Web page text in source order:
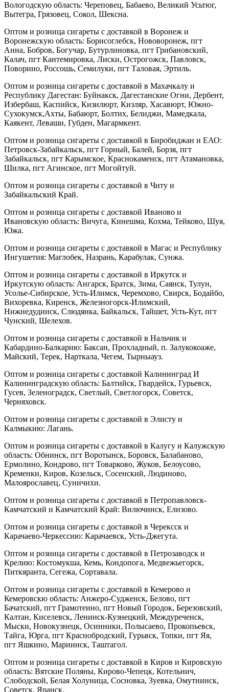
Вологодскую область: Череповец, Бабаево, Великий Усьтюг,
Вытегра, Грязовец, Сокол, Шексна.
Оптом и розница сигареты с доставкой в Воронеж и
Воронежскую область: Борисоглебск, Нововоронеж, пгт
Анна, Бобров, Богучар, Бутурлиновка, пгт Грибановский,
Калач, пгт Кантемировка, Лиски, Острогожск, Павловск,
Поворино, Россошь, Семилуки, пгт Таловая, Эртиль.
Оптом и розница сигареты с доставкой в Махачкалу и
Республику Дагестан: Буйнакск, Дагестанские Огни, Дербент,
Избербаш, Каспийск, Кизилюрт, Кизляр, Хасавюрт, Южно-
Сухокумск,Ахты, Бабаюрт, Болтих, Белиджи, Мамедкала,
Каякент, Леваши, Губден, Магармкент.
Оптом и розница сигареты с доставкой в Биробиджан и ЕАО:
Петровск-Забайкальск, пгт Горный, Балей, Борзя, пгт
Забайкальск, пгт Карымское, Краснокаменск, пгт Атамановка,
Шилка, пгт Агинское, пгт Могойтуй.
Оптом и розница сигареты с доставкой в Читу и
Забайкальский Край.
Оптом и розница сигареты с доставкой Иваново и
Ивановскую область: Вичуга, Кинешма, Кохма, Тейково, Шуя,
Южа.
Оптом и розница сигареты с доставкой в Магас и Республику
Ингушетия: Маглобек, Назрань, Карабулак, Сунжа.
Оптом и розница сигареты с доставкой в Иркутск и
Иркутскую область: Ангарск, Братск, Зима, Саянск, Тулун,
Усолье-Сибирское, Усть-Илимск, Черемхово, Свирск, Бодайбо,
Вихоревка, Киренск, Железногорск-Илимский,
Нижнедудинск, Слюдянка, Байкальск, Тайшет, Усть-Кут, пгт
Чунский, Шелехов.
Оптом и розница сигареты с доставкой в Нальчик и
Кабардино-Балкарию: Баксан, Прохладный, п. Залукокоаже,
Майский, Терек, Нарткала, Чегем, Тырныауз.
Оптом и розница сигареты с доставкой Калининград И
Калининградскую область: Балтийск, Гвардейск, Гурьевск,
Гусев, Зеленоградск, Светлый, Светлогорск, Советск,
Черняховск.
Оптом и розница сигареты с доставкой в Элисту и
Калмыкию: Лагань.
Оптом и розница сигареты с доставкой в Калугу и Калужскую
область: Обнинск, пгт Воротынск, Боровск, Балабаново,
Ермолино, Кондрово, пгт Товарково, Жуков, Белоусово,
Кременки, Киров, Козельск, Сосенский, Людиново,
Малоярославец, Суничихи.
Оптом и розница сигареты с доставкой в Петропавловск-
Камчатский и Камчатский Край: Вилючинск, Елизово.
Оптом и розница сигареты с доставкой в Черексск и
Карачаево-Черкессию: Карачаевск, Усть-Джегута.
Оптом и розница сигареты с доставкой в Петрозаводск и
Крелию: Костомукша, Кемь, Кондопога, Медвежьегорск,
Питкяранта, Сегежа, Сортавала.
Оптом и розница сигареты с доставкой в Кемерово и
Кемеровскю область: Анжеро-Судженск, Белово, пгт
Бачатский, пгт Грамотеино, пгт Новый Городок, Березовский,
Калтан, Киселевск, Ленинск-Кузнецкий, Междуреченск,
Мыски, Новокузнецк, Осинники, Полысаево, Прокопьевск,
Тайга, Юрга, пгт Краснобродский, Гурьвск, Топки, пгт Яя,
пгт Яшкино, Мариинск, Таштагол.
Оптом и розница сигареты с доставкой в Киров и Кировскую
область: Вятские Поляны, Кирово-Чепецк, Котельнич,
Слободской, Белая Холуница, Сосновка, Зуевка, Омутнинск,
Советск, Яранск.